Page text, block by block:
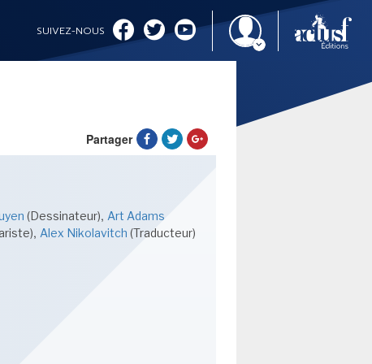
SUIVEZ-NOUS
Partager
(Dessinateur), Art Adams
, Alex Nikolavitch (Traducteur)